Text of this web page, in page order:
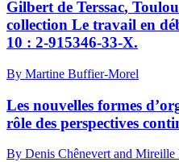
Gilbert de Terssac,
collection Le travail en
10 : 2-915346-33-X.
By Martine Buffier-Morel
Les nouvelles formes
rôle des perspectives
By Denis Chênevert and Mireille